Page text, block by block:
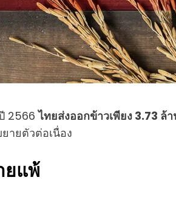
2566ไทยส่งออกข้าวเพียง 3.73 ล้
ายตัวต่อเนื่อง
ยแพ้